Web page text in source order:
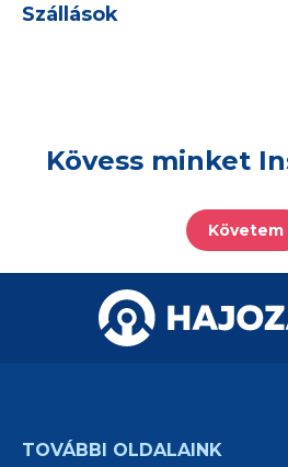
Szállások
Kövess minket
Követem
TOVÁBBI OLDALAINK